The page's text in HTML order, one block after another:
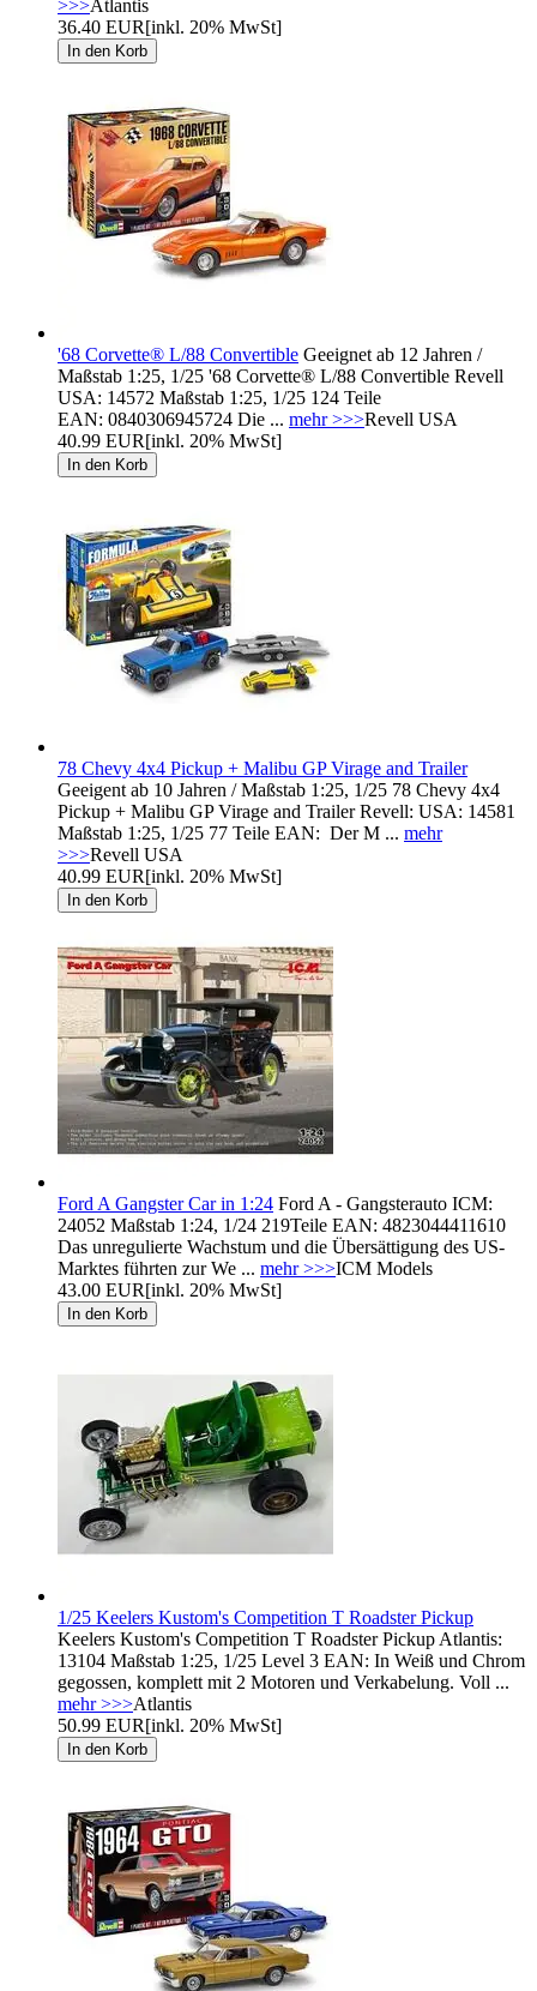
>>>Atlantis
36.40 EUR[inkl. 20% MwSt]
'68 Corvette® L/88 Convertible Geeignet ab 12 Jahren /
Maßstab 1:25, 1/25 '68 Corvette® L/88 Convertible Revell
USA: 14572 Maßstab 1:25, 1/25 124 Teile
EAN: 0840306945724 Die ... mehr >>>Revell USA
40.99 EUR[inkl. 20% MwSt]
78 Chevy 4x4 Pickup + Malibu GP Virage and Trailer
Geeigent ab 10 Jahren / Maßstab 1:25, 1/25 78 Chevy 4x4
Pickup + Malibu GP Virage and Trailer Revell: USA: 14581
Maßstab 1:25, 1/25 77 Teile EAN: Der M ... mehr
>>>Revell USA
40.99 EUR[inkl. 20% MwSt]
Ford A Gangster Car in 1:24 Ford A - Gangsterauto ICM:
24052 Maßstab 1:24, 1/24 219Teile EAN: 4823044411610
Das unregulierte Wachstum und die Übersättigung des US-
Marktes führten zur We ... mehr >>>ICM Models
43.00 EUR[inkl. 20% MwSt]
1/25 Keelers Kustom's Competition T Roadster Pickup
Keelers Kustom's Competition T Roadster Pickup Atlantis:
13104 Maßstab 1:25, 1/25 Level 3 EAN: In Weiß und Chrom
gegossen, komplett mit 2 Motoren und Verkabelung. Voll ...
mehr >>>Atlantis
50.99 EUR[inkl. 20% MwSt]